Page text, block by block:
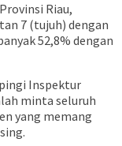
Riau,
7 (tujuh) dengan
52,8% dengan
Inspektur
minta seluruh
yang memang